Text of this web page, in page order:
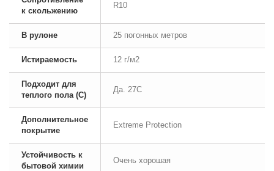
к скольжению
R10
В рулоне 25 погонных метров
Истираемость 12 г/м2
Подходит для
теплого пола (С)
Да. 27С
Дополнительное
покрытие
Extreme Protection
Устойчивость к
бытовой химии
Очень хорошая